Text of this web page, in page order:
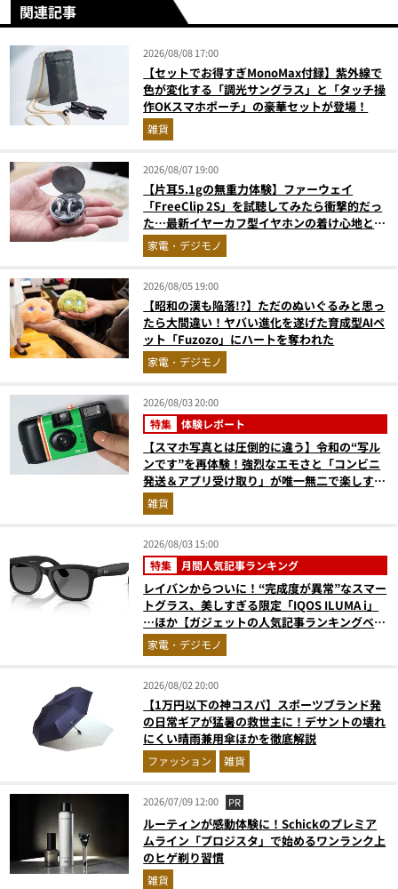
関連記事
2026/08/08 17:00
【セットでお得すぎMonoMax付録】紫外線で
色が変化する「調光サングラス」と「タッチ操
作OKスマホポーチ」の豪華セットが登場！
雑貨
2026/08/07 19:00
【片耳5.1gの無重力体験】ファーウェイ
「FreeClip 2S」を試聴してみたら衝撃的だっ
た…最新イヤーカフ型イヤホンの着け心地とAI
技術に感動
家電・デジモノ
2026/08/05 19:00
【昭和の漢も陥落!?】ただのぬいぐるみと思っ
たら大間違い！ヤバい進化を遂げた育成型AIペ
ット「Fuzozo」にハートを奪われた
家電・デジモノ
2026/08/03 20:00
特集 体験レポート
【スマホ写真とは圧倒的に違う】令和の“写ル
ンです”を再体験！強烈なエモさと「コンビニ
発送＆アプリ受け取り」が唯一無二で楽しすぎ
た雑貨
2026/08/03 15:00
特集 月間人気記事ランキング
レイバンからついに！“完成度が異常”なスマー
トグラス、美しすぎる限定「IQOS ILUMA i」
…ほか【ガジェットの人気記事ランキングベス
ト3】（2026年6月版）
家電・デジモノ
2026/08/02 20:00
【1万円以下の神コスパ】スポーツブランド発
の日常ギアが猛暑の救世主に！デサントの壊れ
にくい晴雨兼用傘ほかを徹底解説
ファッション 雑貨
2026/07/09 12:00 PR
ルーティンが感動体験に！Schickのプレミア
ムライン「プロジスタ」で始めるワンランク上
のヒゲ剃り習慣
雑貨